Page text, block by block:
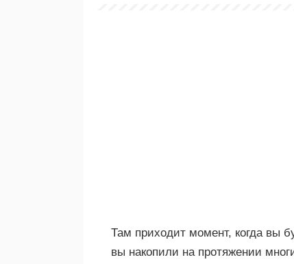
Там приходит момент, когда вы
вы накопили на протяжении